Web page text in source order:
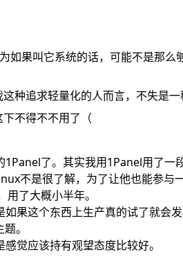
如果叫它系统的话，可能不是那么
种追求轻量化的人而言，不失是一
不得不不用了（
了。其实我用1Panel用了一
不是很了解，为了让他也能参与
了大概小半年。
果这个东西上生产真的试了就会
。
觉应该持有观望态度比较好。